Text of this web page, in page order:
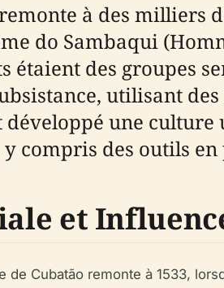
à des milliers
do Sambaqui
étaient des groupes
utilisant
développé une
compris des outils
et
de Cubatão remonte à 1533,